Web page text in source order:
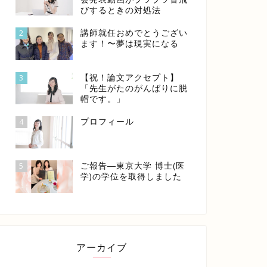
びするときの対処法
2
講師就任おめでとうござい
ます！〜夢は現実になる
3
【祝！論文アクセプト】
「先生がたのがんばりに脱
帽です。」
4 プロフィール
5
ご報告―東京大学 博士(医
学)の学位を取得しました
アーカイブ